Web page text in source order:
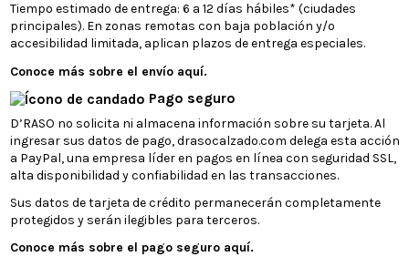
Tiempo estimado de entrega: 6 a 12 días hábiles* (ciudades
principales). En zonas remotas con baja población y/o
accesibilidad limitada, aplican plazos de entrega especiales.
Conoce más sobre el envío aquí.
Pago seguro
D’RASO no solicita ni almacena información sobre su tarjeta. Al
ingresar sus datos de pago, drasocalzado.com delega esta acción
a PayPal, una empresa líder en pagos en línea con seguridad SSL,
alta disponibilidad y confiabilidad en las transacciones.
Sus datos de tarjeta de crédito permanecerán completamente
protegidos y serán ilegibles para terceros.
Conoce más sobre el pago seguro aquí.